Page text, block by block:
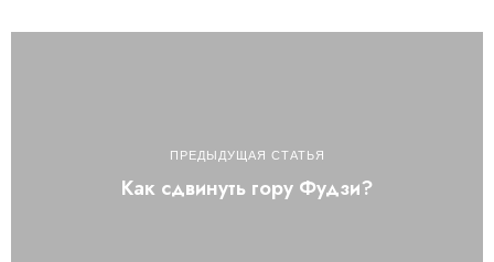
ПРЕДЫДУЩАЯ СТАТЬЯ
Как сдвинуть гору Фудзи?